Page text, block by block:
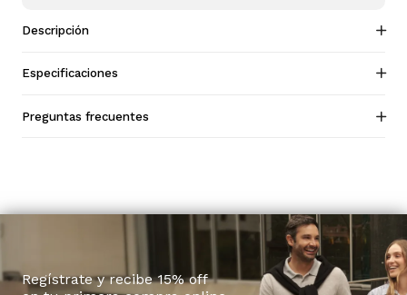
Descripción
Especificaciones
Preguntas frecuentes
Regístrate y recibe 15% off